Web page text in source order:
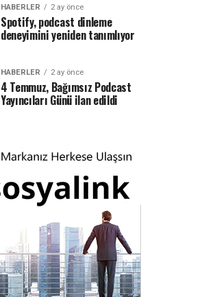
HABERLER 2 ay önce
Spotify, podcast dinleme
deneyimini yeniden tanımlıyor
HABERLER 2 ay önce
4 Temmuz, Bağımsız Podcast
Yayıncıları Günü ilan edildi